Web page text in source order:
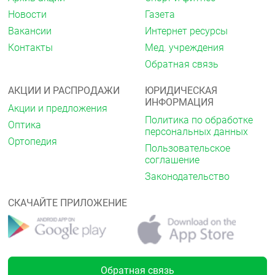
распылителя и ввести наконечник насадки-
распылителя баллона в носовой проход,
находящийся сверху.
В течение нескольких секунд промыть
носовую полость.
Высморкаться. При необходимости повторить
Провести процедуру с другим носовым
проходом.
Новости
Вакансии
Контакты
Газета
Интернет ресурсы
Мед. учреждения
Обратная связь
АКЦИИ И РАСПРОДАЖИ
Акции и предложения
Оптика
Ортопедия
ЮРИДИЧЕСКАЯ
ИНФОРМАЦИЯ
Политика по обработке
персональных данных
Пользовательское
соглашение
Законодательство
СКАЧАЙТЕ ПРИЛОЖЕНИЕ
Обратная связь